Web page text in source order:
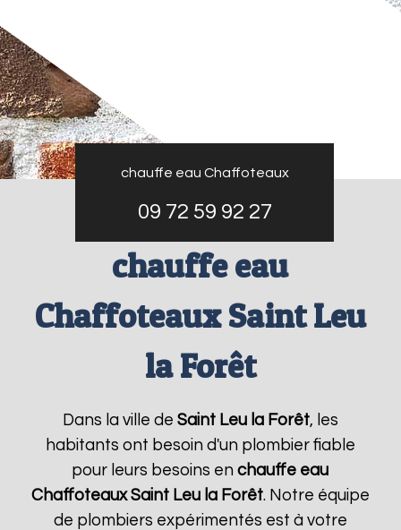
chauffe eau Chaffoteaux
09 72 59 92 27
chauffe eau
Chaffoteaux Saint Leu
la Forêt
Dans la ville de Saint Leu la Forêt, les
habitants ont besoin d'un plombier fiable
pour leurs besoins enchauffe eau
Chaffoteaux Saint Leu la Forêt. Notre équipe
de plombiers expérimentés est à votre